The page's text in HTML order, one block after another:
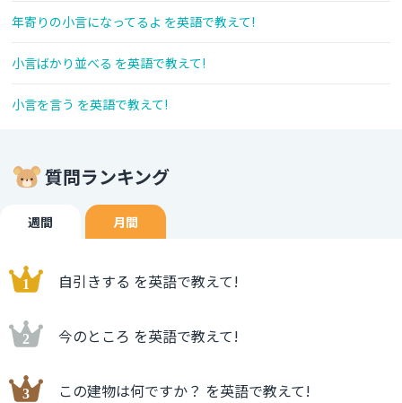
年寄りの小言になってるよ を英語で教えて!
小言ばかり並べる を英語で教えて!
小言を言う を英語で教えて!
質問ランキング
週間 月間
自引きする を英語で教えて!
今のところ を英語で教えて!
この建物は何ですか？ を英語で教えて!